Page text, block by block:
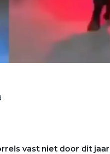
vast niet door dit